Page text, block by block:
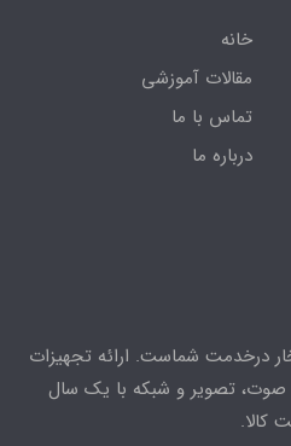
خانه
مقالات آموزشی
تماس با ما
درباره ما
درخدمت شماست. ارائه تجهیزات
تصویر و شبکه با یک سال
کالا.